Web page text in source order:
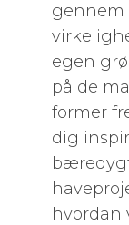
gennem
egen
på de
former
dig
hvordan